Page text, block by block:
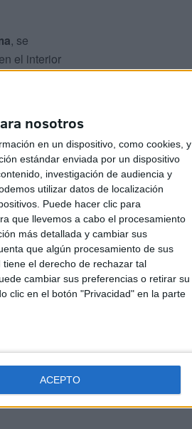
nosotros
en un dispositivo, como cookies, y
estándar enviada por un dispositivo
investigación de audiencia y
utilizar datos de localización
Puede hacer clic para
que llevemos a cabo el procesamiento
más detallada y cambiar sus
que algún procesamiento de sus
el derecho de rechazar tal
cambiar sus preferencias o retirar su
clic en el botón "Privacidad" en la parte
ACEPTO
, se
en el interior
por el